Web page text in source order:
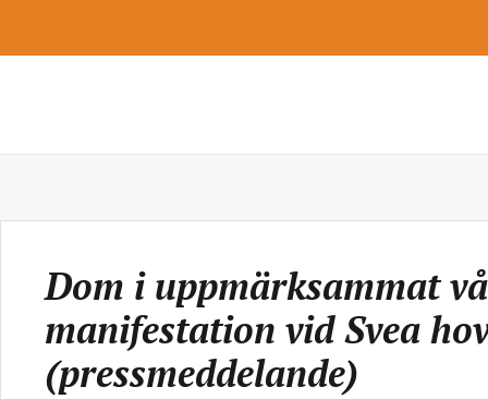
Dom i uppmärksammat
manifestation vid Svea
(pressmeddelande)